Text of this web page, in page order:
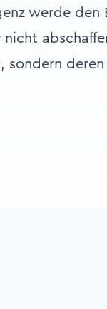
werde den
sondern deren